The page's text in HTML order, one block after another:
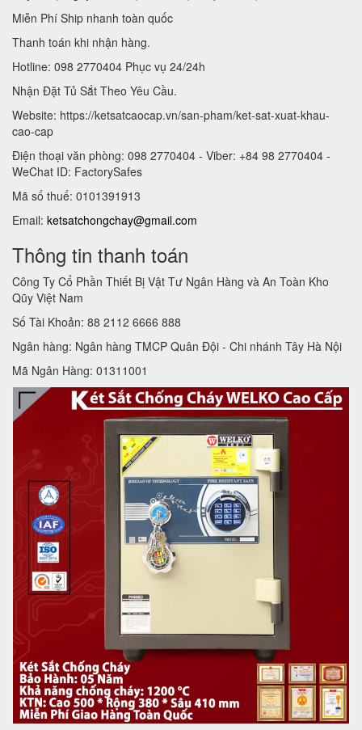
Miễn Phí Ship nhanh toàn quốc
Thanh toán khi nhận hàng.
Hotline: 098 2770404 Phục vụ 24/24h
Nhận Đặt Tủ Sắt Theo Yêu Cầu.
Website: https://ketsatcaocap.vn/san-pham/ket-sat-xuat-khau-
cao-cap
Điện thoại văn phòng: 098 2770404 - Viber: +84 98 2770404 -
WeChat ID: FactorySafes
Mã số thuế: 0101391913
Email: ketsatchongchay@gmail.com
Thông tin thanh toán
Công Ty Cổ Phần Thiết Bị Vật Tư Ngân Hàng và An Toàn Kho
Qũy Việt Nam
Số Tài Khoản: 88 2112 6666 888
Ngân hàng: Ngân hàng TMCP Quân Đội - Chi nhánh Tây Hà Nội
Mã Ngân Hàng: 01311001